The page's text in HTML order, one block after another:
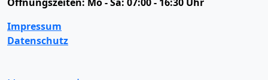
Impressum
Datenschutz